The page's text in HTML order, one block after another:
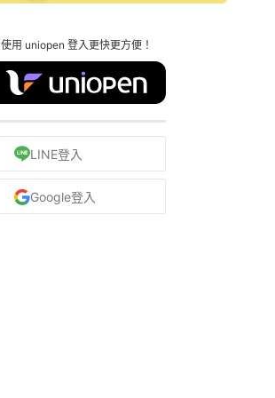
使用 uniopen 登入更快更方便！
LINE登入
Google登入